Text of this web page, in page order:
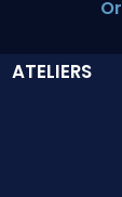
ATELIERS